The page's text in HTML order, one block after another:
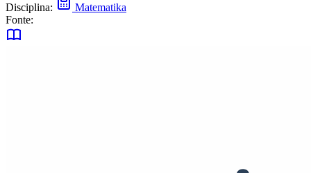
Disciplina:
Matematika
Fonte: